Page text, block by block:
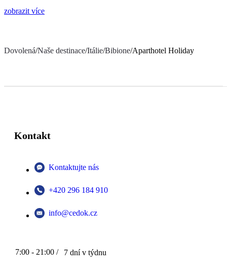
zobrazit více
Dovolená/Naše destinace/Itálie/Bibione/Aparthotel Holiday
Kontakt
Kontaktujte nás
+420 296 184 910
info@cedok.cz
7:00 - 21:00 / 7 dní v týdnu